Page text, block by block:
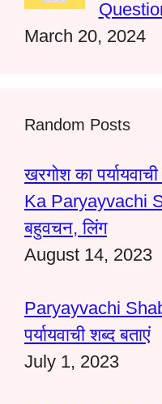
March 20, 2024
Random Posts
खरगोश का
Ka Paryayvachi
बहुवचन, लिंग
August 14, 2023
Paryayvachi
पर्यायवाची शब्द बताएं
July 1, 2023